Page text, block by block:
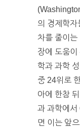
의 경제학자
차를 줄이는
장에 도움이
학과 과학
중 24위로
아에 한참
과 과학에
면 이는 앞